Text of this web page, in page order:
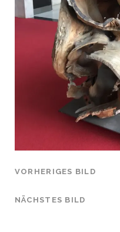
VORHERIGES BILD
NÄCHSTES BILD